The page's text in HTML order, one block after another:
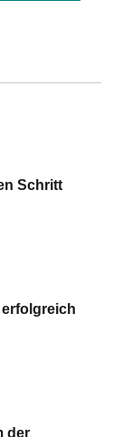
Schritt
erfolgreich
der